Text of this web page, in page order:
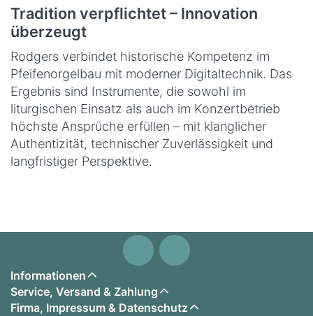
Tradition verpflichtet – Innovation
überzeugt
Rodgers verbindet historische Kompetenz im
Pfeifenorgelbau mit moderner Digitaltechnik. Das
Ergebnis sind Instrumente, die sowohl im
liturgischen Einsatz als auch im Konzertbetrieb
höchste Ansprüche erfüllen – mit klanglicher
Authentizität, technischer Zuverlässigkeit und
langfristiger Perspektive.
Informationen
Service, Versand & Zahlung
Firma, Impressum & Datenschutz